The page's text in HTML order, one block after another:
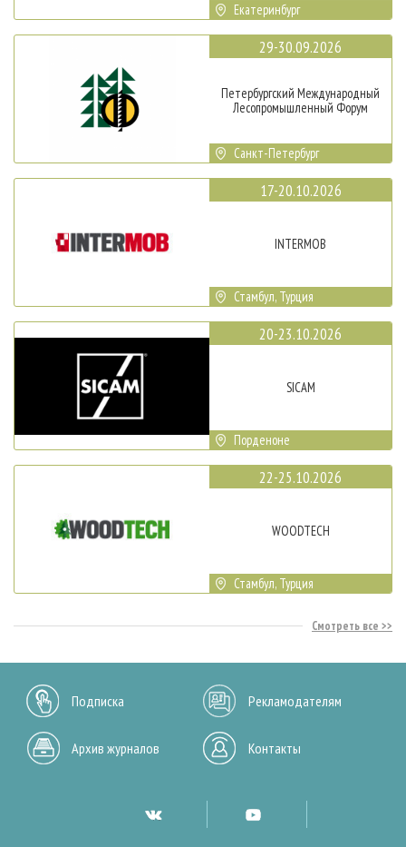
Екатеринбург
29-30.09.2026
Петербургский Международный
Лесопромышленный Форум
Санкт-Петербург
17-20.10.2026
INTERMOB
Стамбул, Турция
20-23.10.2026
SICAM
Порденоне
22-25.10.2026
WOODTECH
Стамбул, Турция
Смотреть все
Подписка Рекламодателям
Архив журналов Контакты